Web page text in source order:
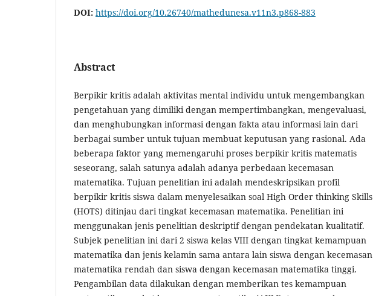
DOI: https://doi.org/10.26740/mathedunesa.v11n3.p868-883
Abstract
Berpikir kritis adalah aktivitas mental individu untuk mengembangkan
pengetahuan yang dimiliki dengan mempertimbangkan, mengevaluasi,
dan menghubungkan informasi dengan fakta atau informasi lain dari
berbagai sumber untuk tujuan membuat keputusan yang rasional. Ada
beberapa faktor yang memengaruhi proses berpikir kritis matematis
seseorang, salah satunya adalah adanya perbedaan kecemasan
matematika. Tujuan penelitian ini adalah mendeskripsikan profil
berpikir kritis siswa dalam menyelesaikan soal High Order thinking Skills
(HOTS) ditinjau dari tingkat kecemasan matematika. Penelitian ini
menggunakan jenis penelitian deskriptif dengan pendekatan kualitatif.
Subjek penelitian ini dari 2 siswa kelas VIII dengan tingkat kemampuan
matematika dan jenis kelamin sama antara lain siswa dengan kecemasan
matematika rendah dan siswa dengan kecemasan matematika tinggi.
Pengambilan data dilakukan dengan memberikan tes kemampuan